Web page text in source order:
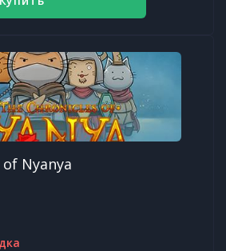
Nyanya